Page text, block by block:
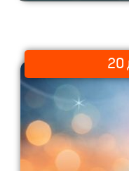
20